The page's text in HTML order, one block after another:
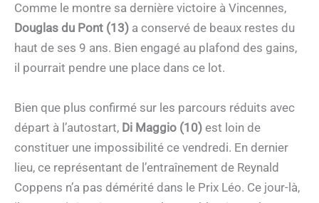
Comme le montre sa dernière victoire à Vincennes,
Douglas du Pont (13) a conservé de beaux restes du
haut de ses 9 ans. Bien engagé au plafond des gains,
il pourrait pendre une place dans ce lot.
Bien que plus confirmé sur les parcours réduits avec
départ à l’autostart, Di Maggio (10) est loin de
constituer une impossibilité ce vendredi. En dernier
lieu, ce représentant de l’entraînement de Reynald
Coppens n’a pas démérité dans le Prix Léo. Ce jour-là,